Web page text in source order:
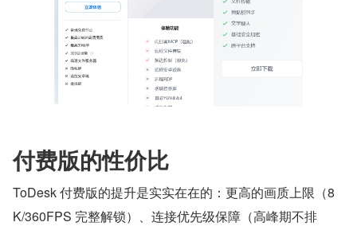
付费版的性价比
ToDesk 付费版的提升是实实在在的：更高的画质上限（8
K/360FPS 完整解锁）、连接优先级保障（高峰期不排